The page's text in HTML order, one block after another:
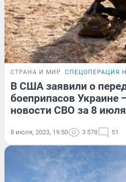
СТРАНА И МИР СПЕЦОПЕРАЦИЯ
В США заявили о
боеприпасов Украине
новости СВО за 8 июля
8 июля, 2023, 19:50 3 578 51